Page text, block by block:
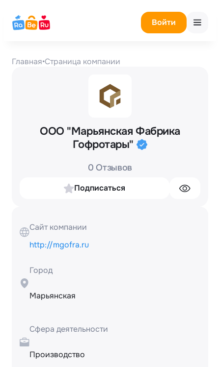
Войти
Главная•Страница компании
ООО "Марьянская Фабрика
Гофротары"
0 Отзывов
Подписаться
Сайт компании
http://mgofra.ru
Город
Марьянская
Сфера деятельности
Производство